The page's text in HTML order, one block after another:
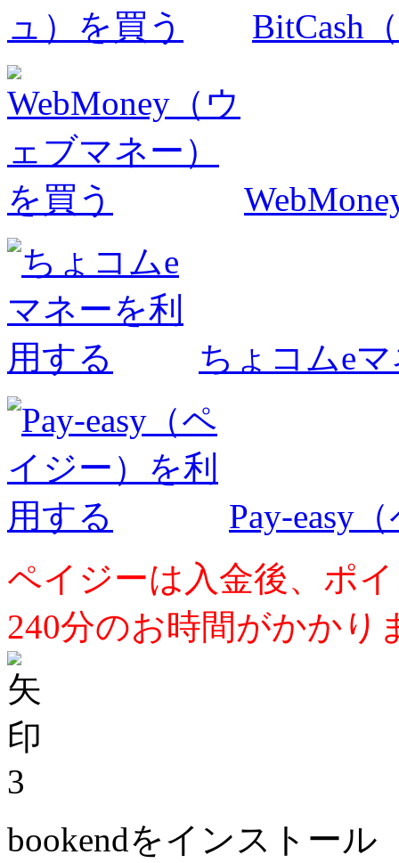
BitCash
ちょコムe
Pay-easy
ペイジーは入金後、ポ
240分のお時間がかかり
3
bookendをインストール